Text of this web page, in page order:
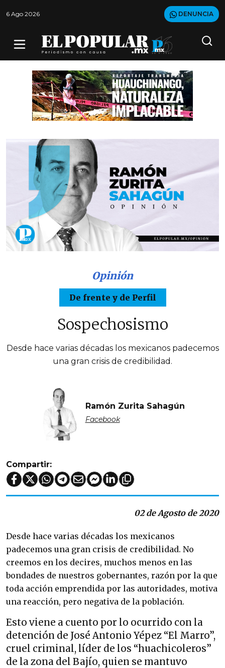
6 Ago 2026 DENUNCIA
Opinión
De frente y de Perfil
Sospechosismo
Desde hace varias décadas los mexicanos padecemos
una gran crisis de credibilidad.
Ramón Zurita Sahagún
Facebook
Compartir:
02 de Agosto de 2020
Desde hace varias décadas los mexicanos
padecemos una gran crisis de credibilidad. No
creemos en los decires, muchos menos en las
bondades de nuestros gobernantes, razón por la que
toda acción emprendida por las autoridades, motiva
una reacción, pero negativa de la población.
Esto viene a cuento por lo ocurrido con la
detención de José Antonio Yépez “El Marro”,
cruel criminal, líder de los “huachicoleros”
de la zona del Bajío, quien se mantuvo